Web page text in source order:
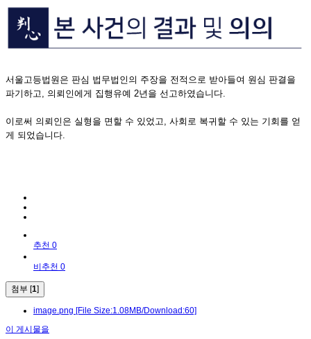
서울고등법원은 판심 법무법인의 주장을 전적으로 받아들여 원심 판결을
파기하고, 의뢰인에게 집행유예 2년을 선고하였습니다.
이로써 의뢰인은 실형을 면할 수 있었고, 사회로 복귀할 수 있는 기회를 얻
게 되었습니다.
추천 0
비추천 0
첨부 [1]
image.png [File Size:1.08MB/Download:60]
이 게시물을